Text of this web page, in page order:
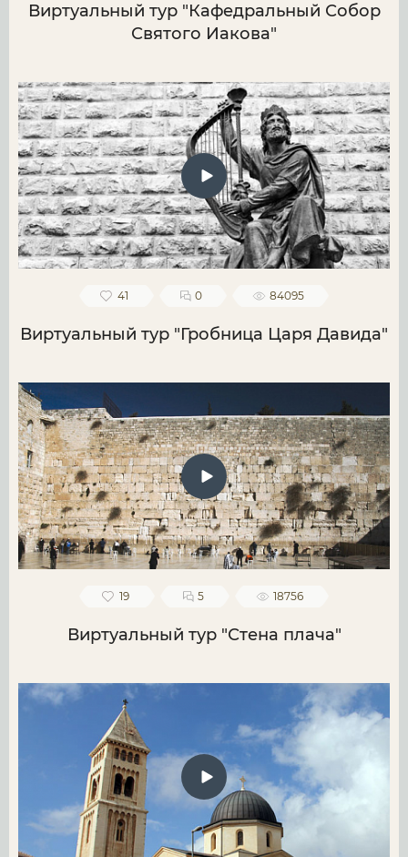
Виртуальный тур "Кафедральный Собор
Святого Иакова"
41 0 84095
Виртуальный тур "Гробница Царя Давида"
19 5 18756
Виртуальный тур "Стена плача"